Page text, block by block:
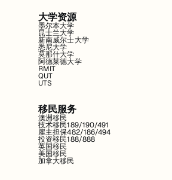
大学资源
墨尔本大学
昆士兰大学
新南威尔士大学
悉尼大学
莫那什大学
阿德莱德大学
RMIT
QUT
UTS
移民服务
澳洲移民
技术移民189/190/491
雇主担保482/186/494
投资移民188/888
英国移民
美国移民
加拿大移民